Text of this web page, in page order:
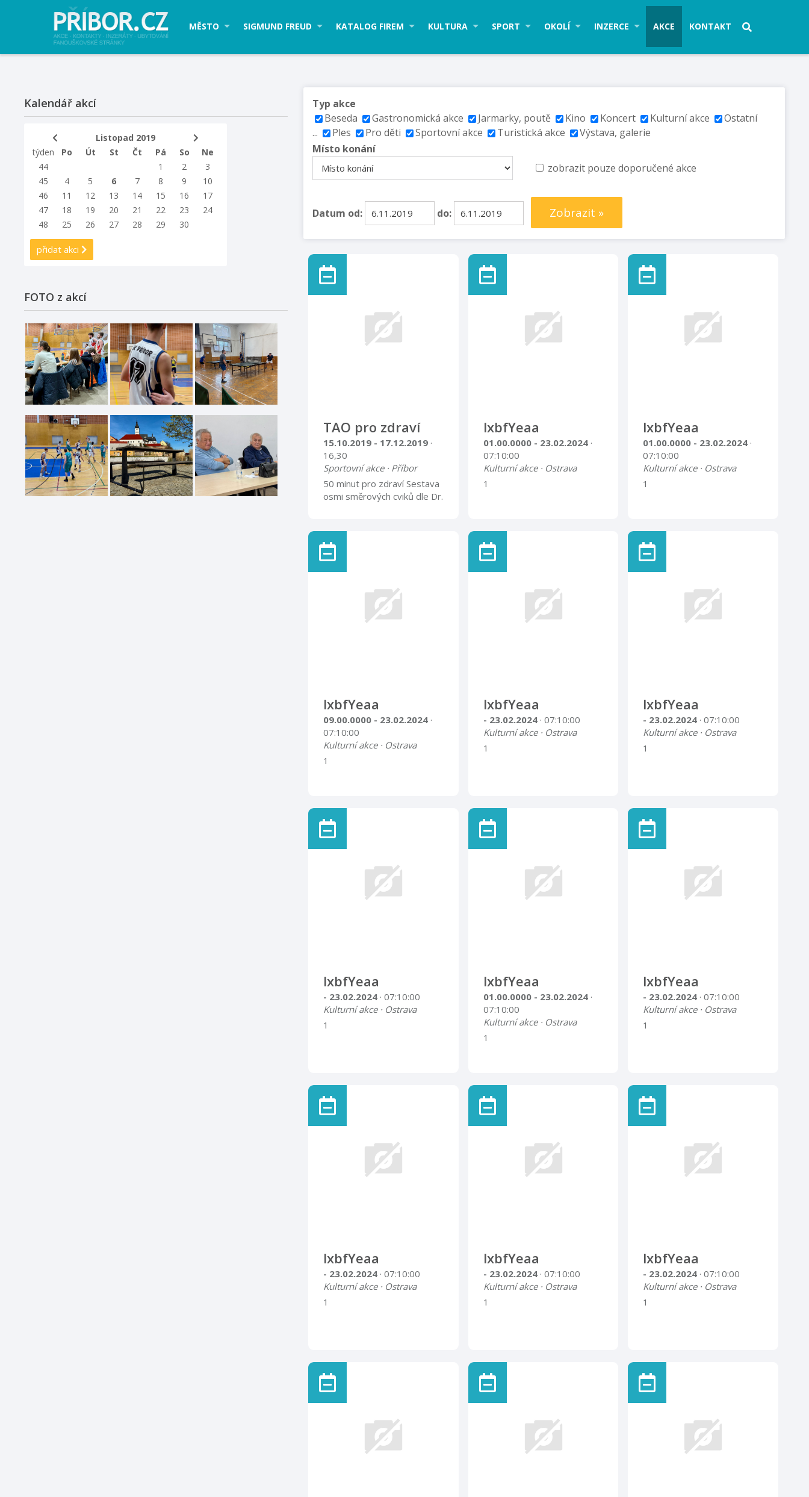
MĚSTO SIGMUND FREUD KATALOG FIREM KULTURA SPORT OKOLÍ INZERCE AKCE KONTAKT
Typ akce
Beseda
Gastronomická akce Jarmarky, poutě Kino Koncert Kulturní akce
Ostatní
...
Ples Pro děti Sportovní akce Turistická akce
Výstava, galerie
Místo konání
zobrazit pouze doporučené akce
Datum od: do: Zobrazit »
TAO pro zdraví
15.10.2019 - 17.12.2019 ·
16,30
Sportovní akce · Příbor
50 minut pro zdraví Sestava
osmi směrových cviků dle Dr.
nenáročné a účinné cvičení
zakončené krátkou relaxací
se zvukem tibetských mís
začínáme 15.10.2019 vždy v
prostorách Luny, Dukelská
1346, Příbor (3.patro, 72
schodů) vstupné 90,- Kč
lxbfYeaa
01.00.0000 - 23.02.2024 ·
07:10:00
Kulturní akce · Ostrava
1
lxbfYeaa
01.00.0000 - 23.02.2024 ·
07:10:00
Kulturní akce · Ostrava
1
lxbfYeaa
09.00.0000 - 23.02.2024 ·
07:10:00
Kulturní akce · Ostrava
1
lxbfYeaa
- 23.02.2024 · 07:10:00
Kulturní akce · Ostrava
1
lxbfYeaa
- 23.02.2024 · 07:10:00
Kulturní akce · Ostrava
1
lxbfYeaa
- 23.02.2024 · 07:10:00
Kulturní akce · Ostrava
1
lxbfYeaa
01.00.0000 - 23.02.2024 ·
07:10:00
Kulturní akce · Ostrava
1
lxbfYeaa
- 23.02.2024 · 07:10:00
Kulturní akce · Ostrava
1
lxbfYeaa
- 23.02.2024 · 07:10:00
Kulturní akce · Ostrava
1
lxbfYeaa
- 23.02.2024 · 07:10:00
Kulturní akce · Ostrava
1
lxbfYeaa
- 23.02.2024 · 07:10:00
Kulturní akce · Ostrava
1
Kalendář akcí
Listopad 2019
týden
Po Út St Čt Pá So
Ne
44
1 2
3
45
4 5 6 7 8 9
10
46
11 12 13 14 15 16
17
47
18 19 20 21 22 23
24
48
25 26 27 28 29 30
přidat akci
FOTO z akcí